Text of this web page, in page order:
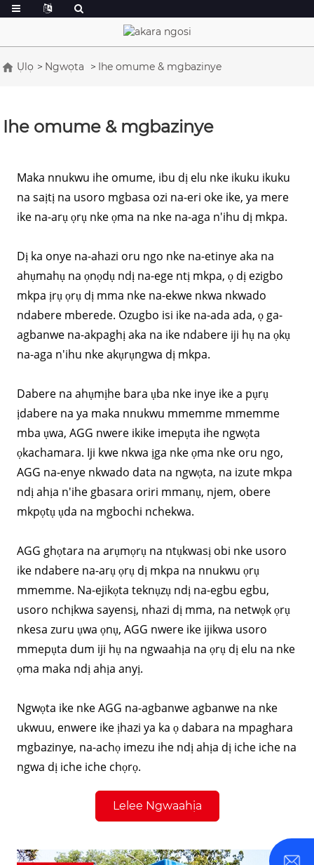
Ụlọ Ngwọta Ihe omume & mgbazinye
Ihe omume & mgbazinye
Maka nnukwu ihe omume, ibu dị elu nke ikuku ikuku
na saịtị na usoro mgbasa ozi na-eri oke ike, ya mere
ike na-arụ ọrụ nke ọma na nke na-aga n'ihu dị mkpa.
Dị ka onye na-ahazi oru ngo nke na-etinye aka na
ahụmahụ na ọnọdụ ndị na-ege ntị mkpa, ọ dị ezigbo
mkpa ịrụ ọrụ dị mma nke na-ekwe nkwa nkwado
ndabere mberede. Ozugbo isi ike na-ada ada, ọ ga-
agbanwe na-akpaghị aka na ike ndabere iji hụ na ọkụ
na-aga n'ihu nke akụrụngwa dị mkpa.
Dabere na ahụmịhe bara ụba nke inye ike a pụrụ
ịdabere na ya maka nnukwu mmemme mmemme
mba ụwa, AGG nwere ikike imepụta ihe ngwọta
ọkachamara. Iji kwe nkwa ịga nke ọma nke oru ngo,
AGG na-enye nkwado data na ngwọta, na izute mkpa
ndị ahịa n'ihe gbasara oriri mmanụ, njem, obere
mkpọtụ ụda na mgbochi nchekwa.
AGG ghọtara na arụmọrụ na ntụkwasị obi nke usoro
ike ndabere na-arụ ọrụ dị mkpa na nnukwu ọrụ
mmemme. Na-ejikọta teknụzụ ndị na-egbu egbu,
usoro nchịkwa sayensị, nhazi dị mma, na netwọk ọrụ
nkesa zuru ụwa ọnụ, AGG nwere ike ijikwa usoro
mmepụta dum iji hụ na ngwaahịa na ọrụ dị elu na nke
ọma maka ndị ahịa anyị.
Ngwọta ike nke AGG na-agbanwe agbanwe na nke
ukwuu, enwere ike ịhazi ya ka ọ dabara na mpaghara
mgbazinye, na-achọ imezu ihe ndị ahịa dị iche iche na
ngwa dị iche iche chọrọ.
Lelee Ngwaahịa